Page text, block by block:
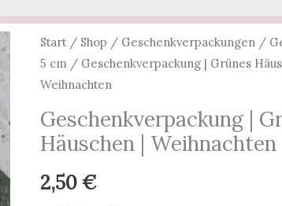
Start/ Shop / Geschenkverpackungen/
5 cm/ Geschenkverpackung | Grünes
Weihnachten
Geschenkverpackung |
Häuschen | Weihnachten
2,50€